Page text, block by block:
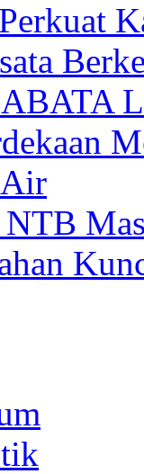
NTB